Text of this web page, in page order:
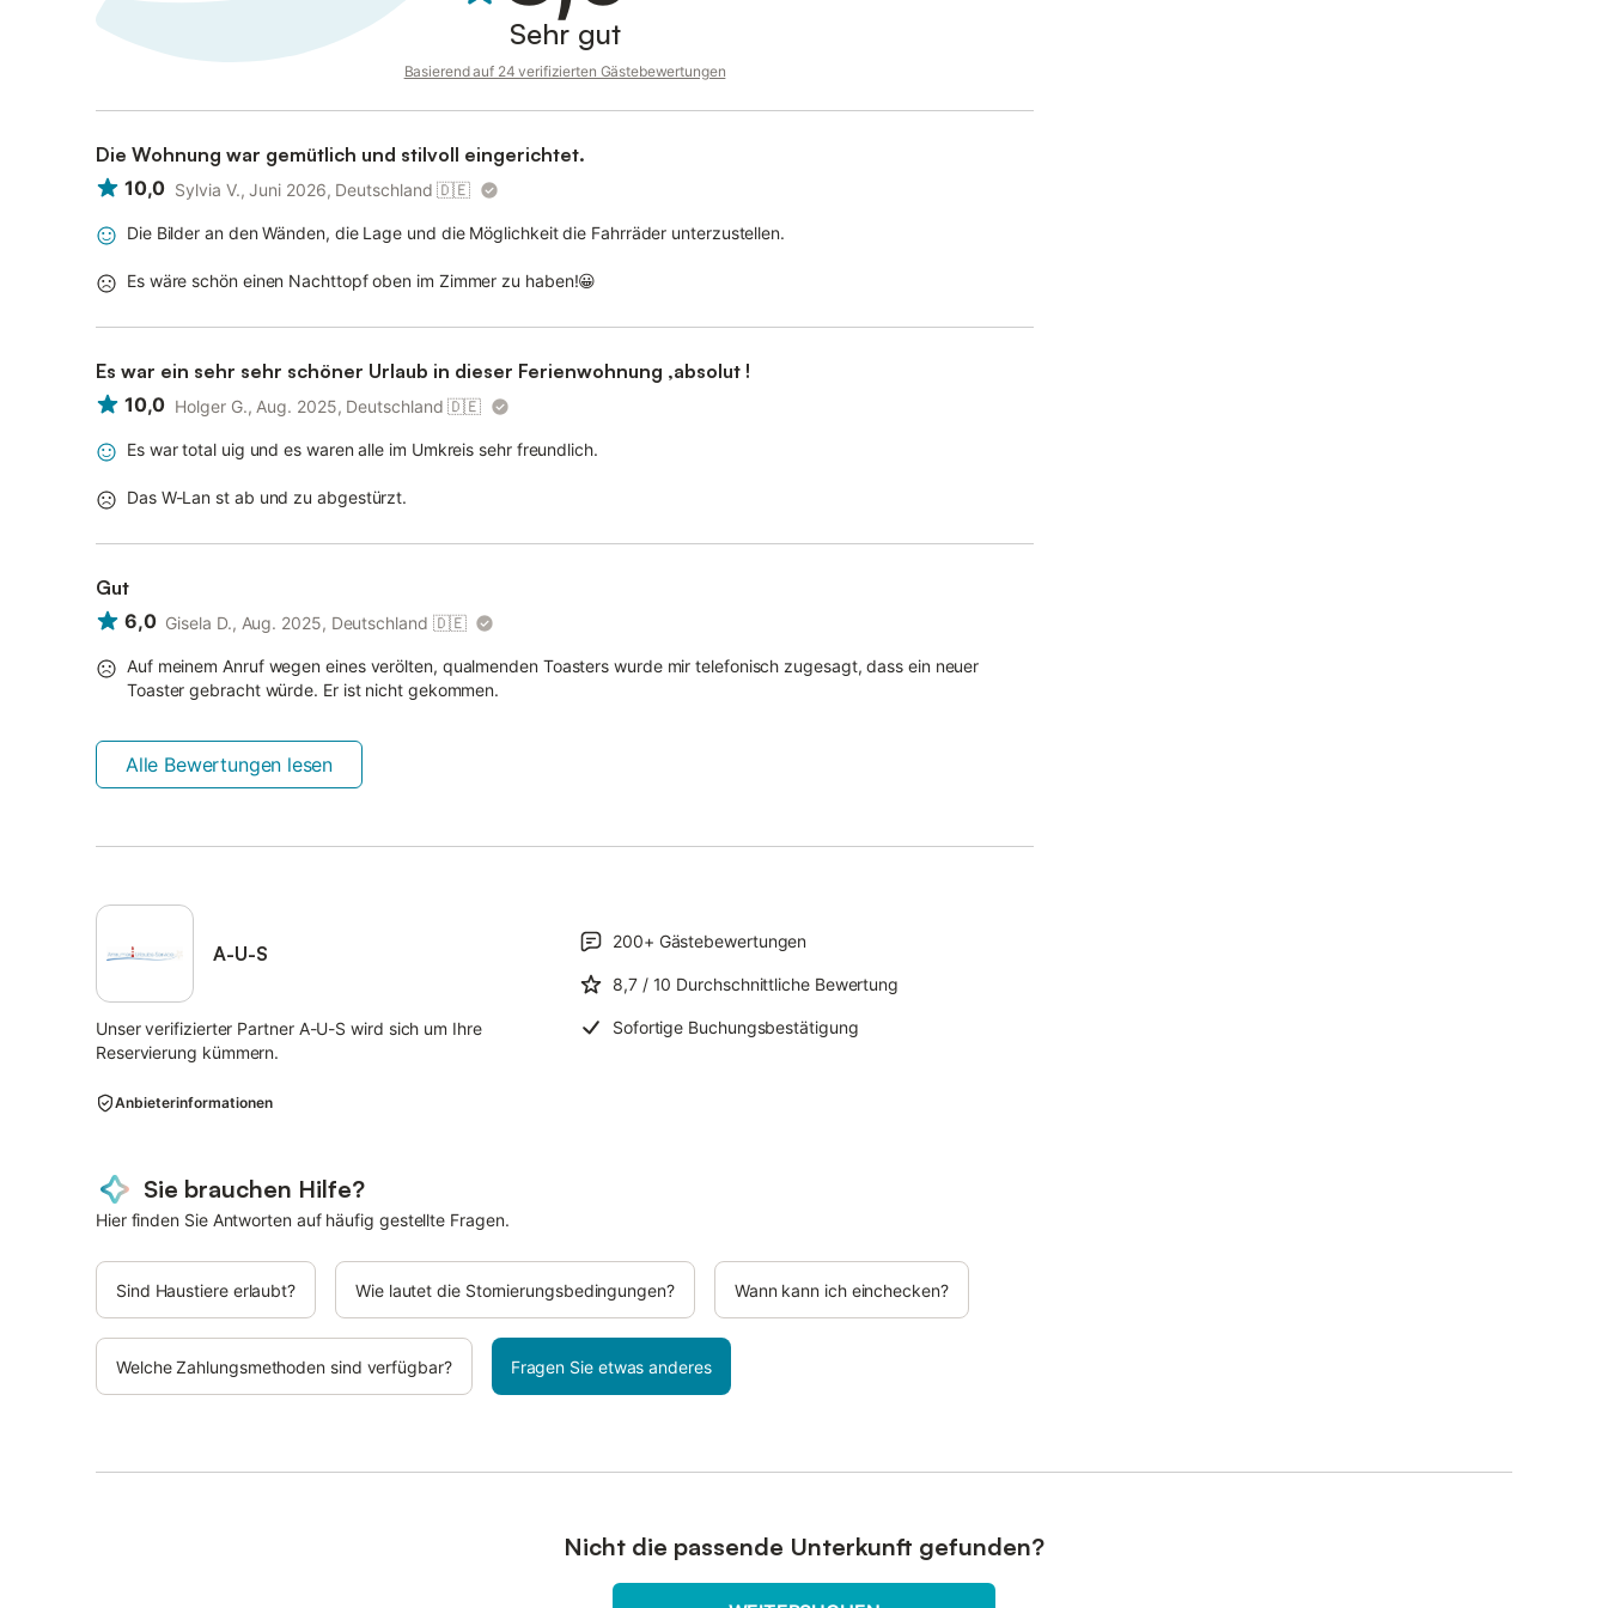
Sehr gut
Basierend auf 24 verifizierten Gästebewertungen
Die Wohnung war gemütlich und stilvoll eingerichtet.
10,0 Sylvia V., Juni 2026, Deutschland 🇩🇪
Die Bilder an den Wänden, die Lage und die Möglichkeit die Fahrräder unterzustellen.
Es wäre schön einen Nachttopf oben im Zimmer zu haben!😀
Es war ein sehr sehr schöner Urlaub in dieser Ferienwohnung ,absolut !
10,0 Holger G., Aug. 2025, Deutschland 🇩🇪
Es war total uig und es waren alle im Umkreis sehr freundlich.
Das W-Lan st ab und zu abgestürzt.
Gut
6,0 Gisela D., Aug. 2025, Deutschland 🇩🇪
Auf meinem Anruf wegen eines verölten, qualmenden Toasters wurde mir telefonisch zugesagt, dass ein neuer
Toaster gebracht würde. Er ist nicht gekommen.
Alle Bewertungen lesen
A-U-S
Unser verifizierter Partner A-U-S wird sich um Ihre
Reservierung kümmern.
200+ Gästebewertungen
8,7 / 10 Durchschnittliche Bewertung
Sofortige Buchungsbestätigung
Anbieterinformationen
Sie brauchen Hilfe?
Hier finden Sie Antworten auf häufig gestellte Fragen.
Sind Haustiere erlaubt? Wie lautet die Stornierungsbedingungen? Wann kann ich einchecken?
Welche Zahlungsmethoden sind verfügbar? Fragen Sie etwas anderes
Nicht die passende Unterkunft gefunden?